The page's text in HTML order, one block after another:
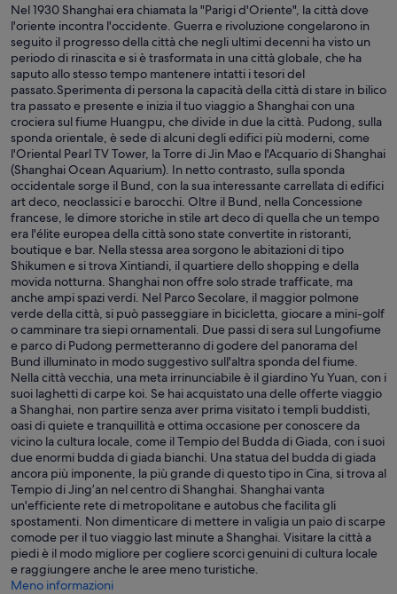
Nel 1930 Shanghai era chiamata la "Parigi d'Oriente", la città dove
l'oriente incontra l'occidente. Guerra e rivoluzione congelarono in
seguito il progresso della città che negli ultimi decenni ha visto un
periodo di rinascita e si è trasformata in una città globale, che ha
saputo allo stesso tempo mantenere intatti i tesori del
passato.Sperimenta di persona la capacità della città di stare in bilico
tra passato e presente e inizia il tuo viaggio a Shanghai con una
crociera sul fiume Huangpu, che divide in due la città. Pudong, sulla
sponda orientale, è sede di alcuni degli edifici più moderni, come
l'Oriental Pearl TV Tower, la Torre di Jin Mao e l'Acquario di Shanghai
(Shanghai Ocean Aquarium). In netto contrasto, sulla sponda
occidentale sorge il Bund, con la sua interessante carrellata di edifici
art deco, neoclassici e barocchi. Oltre il Bund, nella Concessione
francese, le dimore storiche in stile art deco di quella che un tempo
era l'élite europea della città sono state convertite in ristoranti,
boutique e bar. Nella stessa area sorgono le abitazioni di tipo
Shikumen e si trova Xintiandi, il quartiere dello shopping e della
movida notturna. Shanghai non offre solo strade trafficate, ma
anche ampi spazi verdi. Nel Parco Secolare, il maggior polmone
verde della città, si può passeggiare in bicicletta, giocare a mini-golf
o camminare tra siepi ornamentali. Due passi di sera sul Lungofiume
e parco di Pudong permetteranno di godere del panorama del
Bund illuminato in modo suggestivo sull'altra sponda del fiume.
Nella città vecchia, una meta irrinunciabile è il giardino Yu Yuan, con i
suoi laghetti di carpe koi. Se hai acquistato una delle offerte viaggio
a Shanghai, non partire senza aver prima visitato i templi buddisti,
oasi di quiete e tranquillità e ottima occasione per conoscere da
vicino la cultura locale, come il Tempio del Budda di Giada, con i suoi
due enormi budda di giada bianchi. Una statua del budda di giada
ancora più imponente, la più grande di questo tipo in Cina, si trova al
Tempio di Jing’an nel centro di Shanghai. Shanghai vanta
un'efficiente rete di metropolitane e autobus che facilita gli
spostamenti. Non dimenticare di mettere in valigia un paio di scarpe
comode per il tuo viaggio last minute a Shanghai. Visitare la città a
piedi è il modo migliore per cogliere scorci genuini di cultura locale
e raggiungere anche le aree meno turistiche.
Meno informazioni